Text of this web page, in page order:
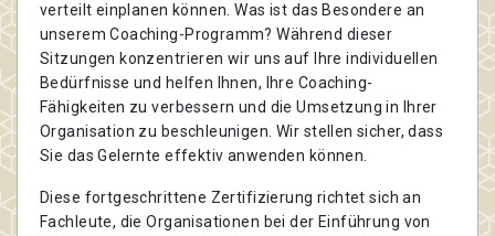
verteilt einplanen können. Was ist das Besondere an
unserem Coaching-Programm? Während dieser
Sitzungen konzentrieren wir uns auf Ihre individuellen
Bedürfnisse und helfen Ihnen, Ihre Coaching-
Fähigkeiten zu verbessern und die Umsetzung in Ihrer
Organisation zu beschleunigen. Wir stellen sicher, dass
Sie das Gelernte effektiv anwenden können.
Diese fortgeschrittene Zertifizierung richtet sich an
Fachleute, die Organisationen bei der Einführung von